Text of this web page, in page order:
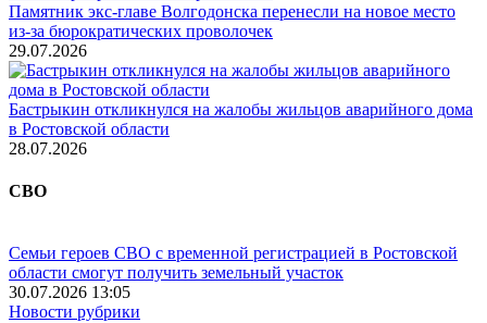
Памятник экс-главе Волгодонска перенесли на новое место
из-за бюрократических проволочек
29.07.2026
Бастрыкин откликнулся на жалобы жильцов аварийного дома
в Ростовской области
28.07.2026
СВО
Семьи героев СВО с временной регистрацией в Ростовской
области смогут получить земельный участок
30.07.2026 13:05
Новости рубрики